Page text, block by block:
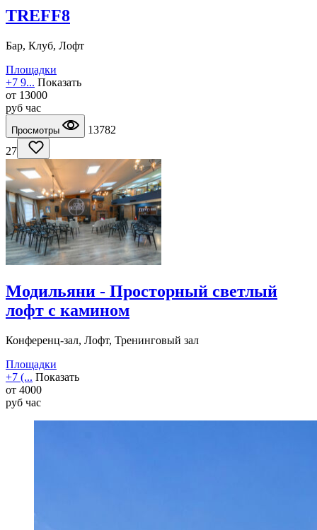
TREFF8
Бар, Клуб, Лофт
Площадки
+7 9... Показать
от 13000
руб час
Просмотры
13782
27
Модильяни - Просторный светлый
лофт с камином
Конференц-зал, Лофт, Тренинговый зал
Площадки
+7 (... Показать
от 4000
руб час